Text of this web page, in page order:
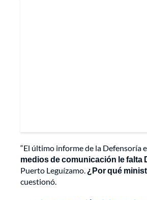
“El último informe de la Defensoría
medios de comunicación le falta
Puerto Leguízamo. ¿Por qué
cuestionó.